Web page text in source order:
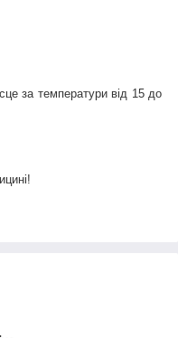
за температури від 15 до